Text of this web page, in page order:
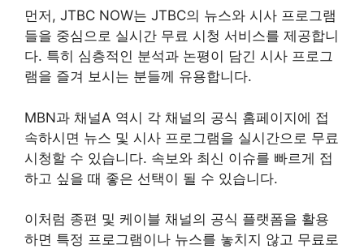
먼저, JTBC NOW는 JTBC의 뉴스와 시사 프로그램
들을 중심으로 실시간 무료 시청 서비스를 제공합니
다. 특히 심층적인 분석과 논평이 담긴 시사 프로그
램을 즐겨 보시는 분들께 유용합니다.
MBN과 채널A 역시 각 채널의 공식 홈페이지에 접
속하시면 뉴스 및 시사 프로그램을 실시간으로 무료
시청할 수 있습니다. 속보와 최신 이슈를 빠르게 접
하고 싶을 때 좋은 선택이 될 수 있습니다.
이처럼 종편 및 케이블 채널의 공식 플랫폼을 활용
하면 특정 프로그램이나 뉴스를 놓치지 않고 무료로